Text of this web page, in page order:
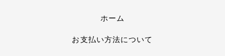
ホーム
お支払い方法について